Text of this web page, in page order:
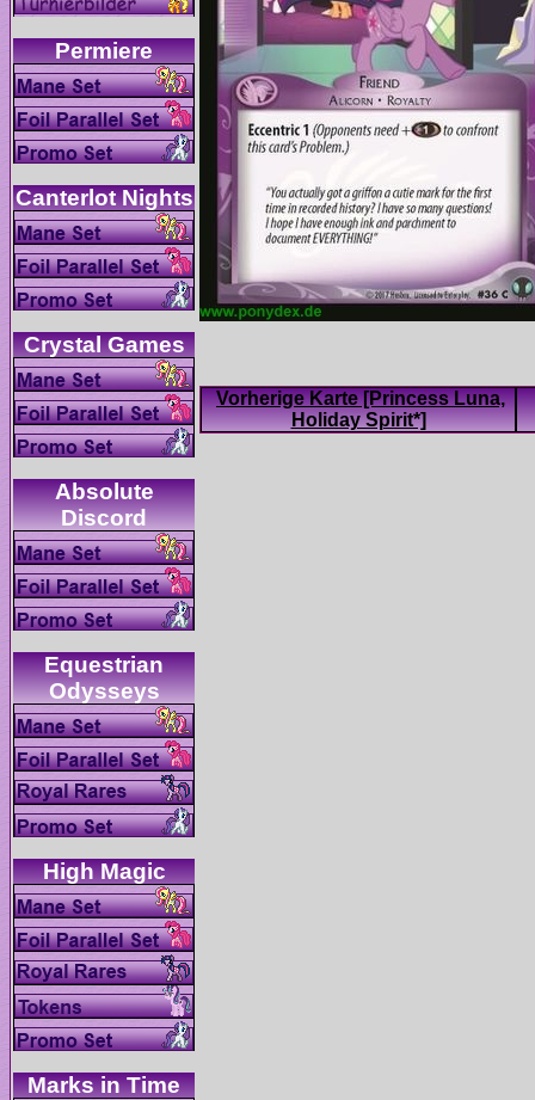
Absolute
Equestrian
Vorherige Karte [Princess Luna,